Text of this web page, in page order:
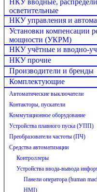
НКУ вводные,
осветительные
НКУ управления и
Установки компенсации
мощности (УКРМ)
НКУ учётные и вводно-
НКУ прочие
Производители и бренды
Комплектующие
Автоматические выключатели
Контакторы, пускатели
Коммутационное оборудование
Устройства плавного пуска (УПП)
Преобразователи частоты (ПЧ)
Средства автоматизации
Контроллеры
Устройства ввода-вывода
Панели оператора (human
HMI)